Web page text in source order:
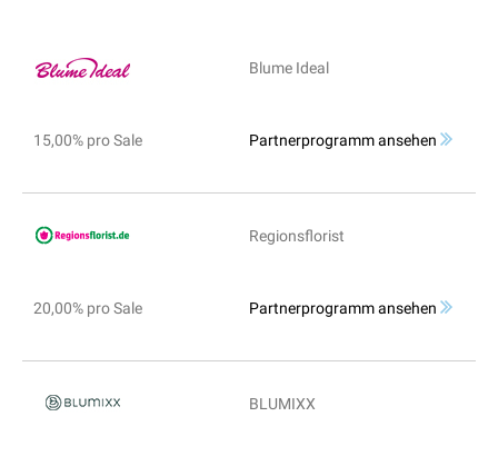
Blume Ideal
15,00% pro Sale Partnerprogramm ansehen
Regionsflorist
20,00% pro Sale Partnerprogramm ansehen
BLUMIXX